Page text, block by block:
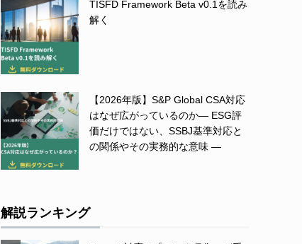
TISFD Framework Beta v0.1を読み
解く
【2026年版】S&P Global CSA対応
はなぜ広がっているのか― ESG評
価だけではない、SSBJ基準対応と
の関係やその実務的な意味 ―
解説ランキング